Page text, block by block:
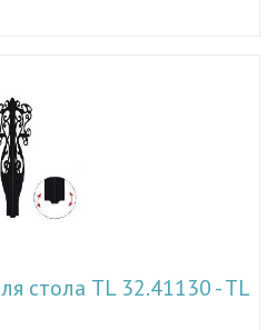
стола TL 32.41130 - TL